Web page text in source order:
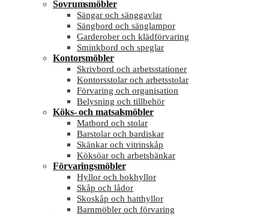
Sovrumsmöbler
Sängar och sänggavlar
Sängbord och sänglampor
Garderober och klädförvaring
Sminkbord och speglar
Kontorsmöbler
Skrivbord och arbetsstationer
Kontorsstolar och arbetsstolar
Förvaring och organisation
Belysning och tillbehör
Köks- och matsalsmöbler
Matbord och stolar
Barstolar och bardiskar
Skänkar och vitrinskåp
Köksöar och arbetsbänkar
Förvaringsmöbler
Hyllor och bokhyllor
Skåp och lådor
Skoskåp och hatthyllor
Barnmöbler och förvaring